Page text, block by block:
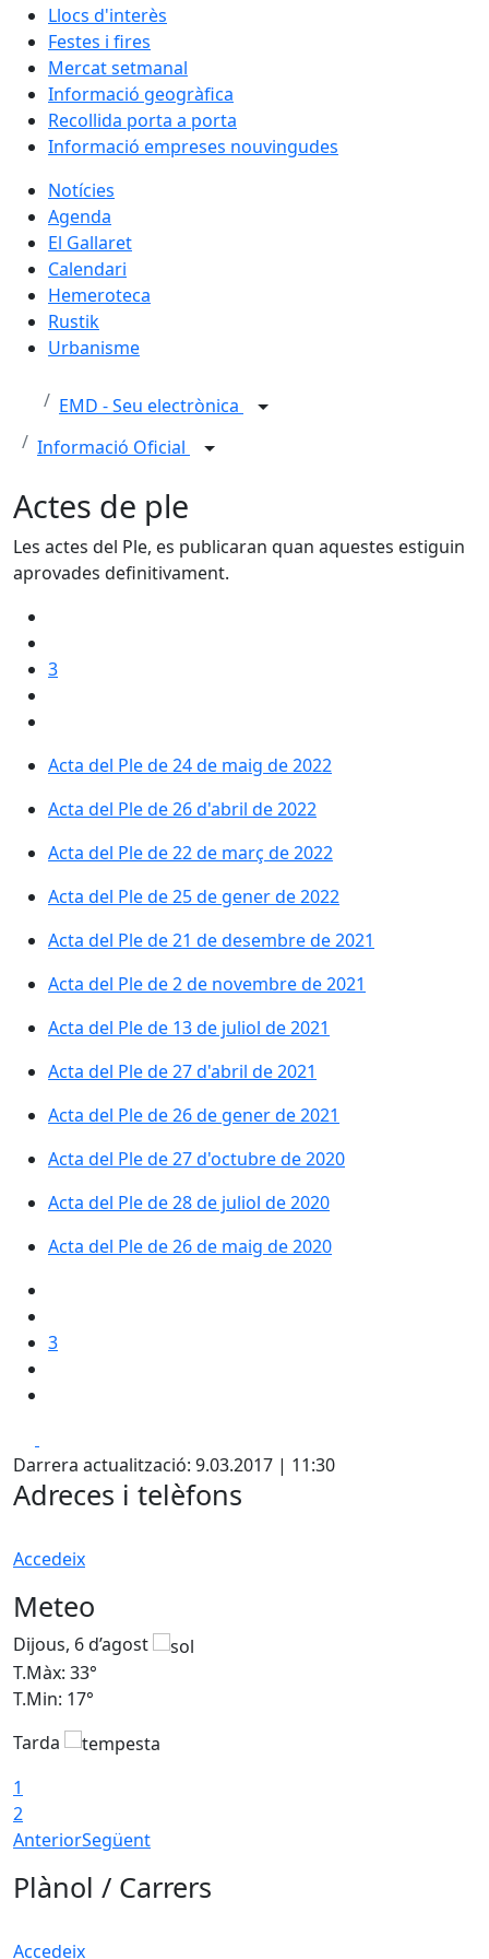
Llocs d'interès
Festes i fires
Mercat setmanal
Informació geogràfica
Recollida porta a porta
Informació empreses nouvingudes
Notícies
Agenda
El Gallaret
Calendari
Hemeroteca
Rustik
Urbanisme
EMD - Seu electrònica
Informació Oficial
Actes de ple
Les actes del Ple, es publicaran quan aquestes estiguin
aprovades definitivament.
3
Acta del Ple de 24 de maig de 2022
Acta del Ple de 26 d'abril de 2022
Acta del Ple de 22 de març de 2022
Acta del Ple de 25 de gener de 2022
Acta del Ple de 21 de desembre de 2021
Acta del Ple de 2 de novembre de 2021
Acta del Ple de 13 de juliol de 2021
Acta del Ple de 27 d'abril de 2021
Acta del Ple de 26 de gener de 2021
Acta del Ple de 27 d'octubre de 2020
Acta del Ple de 28 de juliol de 2020
Acta del Ple de 26 de maig de 2020
3
Darrera actualització: 9.03.2017 | 11:30
Adreces i telèfons
Accedeix
Meteo
Dijous, 6 d’agost
T.Màx: 33°
T.Min: 17°
Tarda
1
2
AnteriorSegüent
Plànol / Carrers
Accedeix